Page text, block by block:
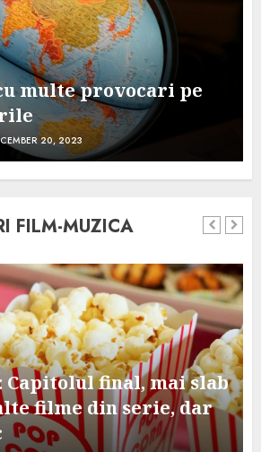
multe provocari pe
20, 2023
FILM-MUZICA
Capitolul final, mai slab
filme din serie, dar